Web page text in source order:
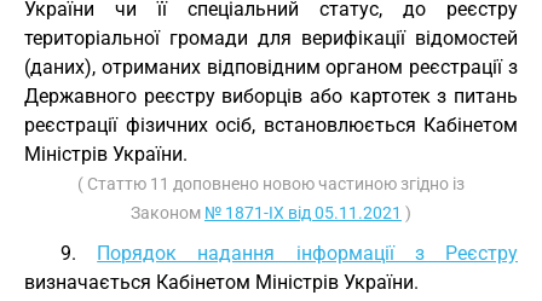
України чи її спеціальний статус, до реєстру
територіальної громади для верифікації відомостей
(даних), отриманих відповідним органом реєстрації з
Державного реєстру виборців або картотек з питань
реєстрації фізичних осіб, встановлюється Кабінетом
Міністрів України.
( Статтю 11 доповнено новою частиною згідно із
Законом № 1871-IX від 05.11.2021 )
9. Порядок надання інформації з Реєстру
визначається Кабінетом Міністрів України.